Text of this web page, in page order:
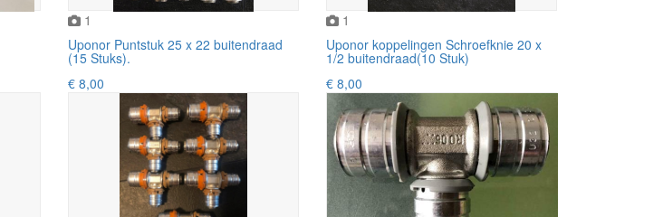
1
Uponor Puntstuk 25 x 22 buitendraad
(15 Stuks).
€ 8,00
1
Uponor koppelingen Schroefknie 20 x
1/2 buitendraad(10 Stuk)
€ 8,00